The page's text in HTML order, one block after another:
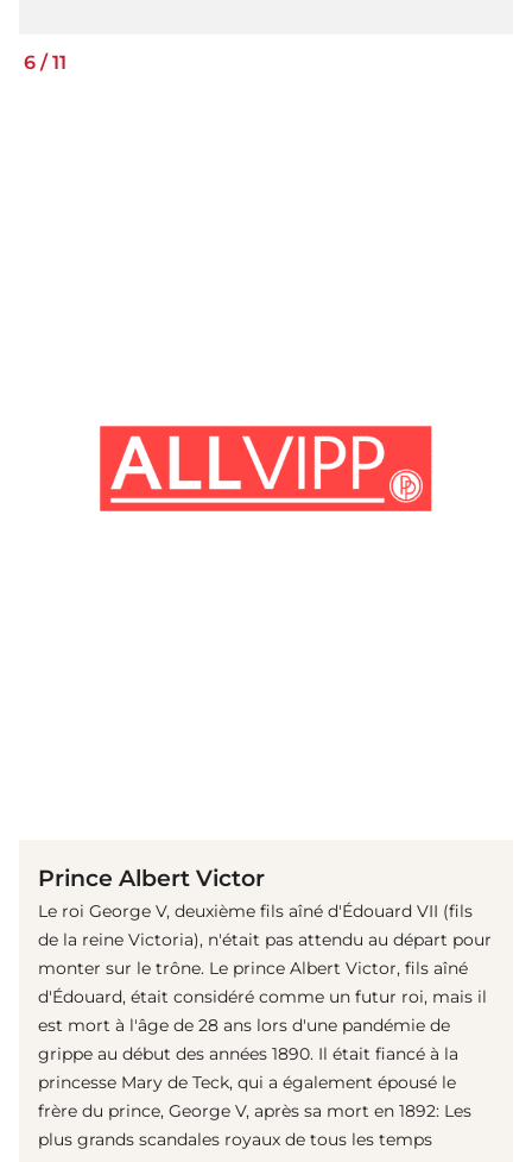
6 /11
Prince Albert Victor
Le roi George V, deuxième fils aîné d'Édouard VII (fils
de la reine Victoria), n'était pas attendu au départ pour
monter sur le trône. Le prince Albert Victor, fils aîné
d'Édouard, était considéré comme un futur roi, mais il
est mort à l'âge de 28 ans lors d'une pandémie de
grippe au début des années 1890. Il était fiancé à la
princesse Mary de Teck, qui a également épousé le
frère du prince, George V, après sa mort en 1892: Les
plus grands scandales royaux de tous les temps